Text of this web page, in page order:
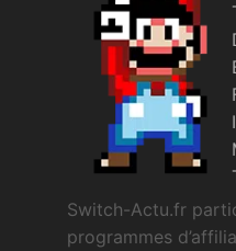
Précommandes
Sorties de jeux
Bons plans
Guides
Switch-Actu.fr
programmes